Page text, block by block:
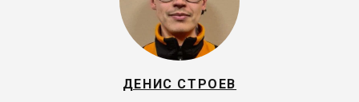
ДЕНИС СТРОЕВ